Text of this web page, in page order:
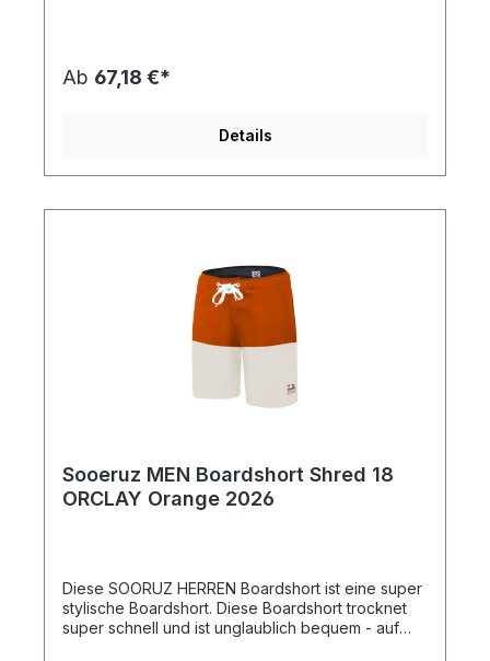
Ab 67,18 €*
Details
Sooeruz MEN Boardshort Shred 18
ORCLAY Orange 2026
Diese SOORUZ HERREN Boardshort ist eine super
stylische Boardshort. Diese Boardshort trocknet
super schnell und ist unglaublich bequem - auf